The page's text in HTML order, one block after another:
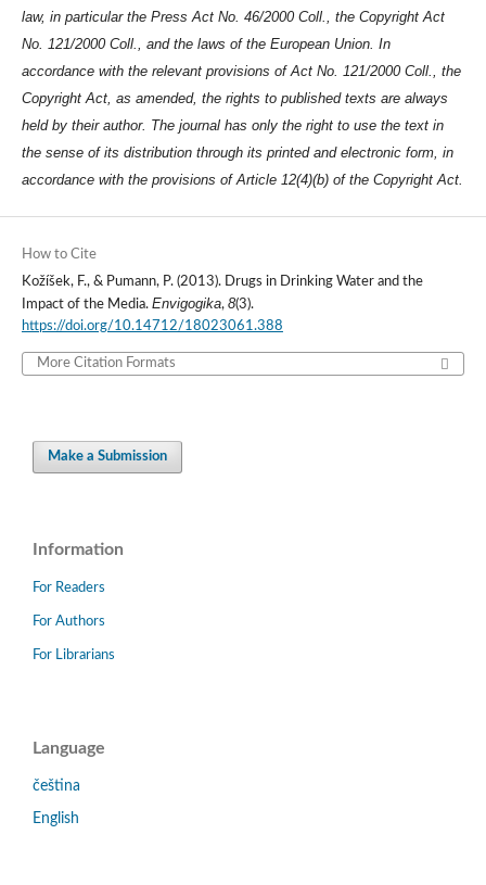
law, in particular the Press Act No. 46/2000 Coll., the Copyright Act
No. 121/2000 Coll., and the laws of the European Union. In
accordance with the relevant provisions of Act No. 121/2000 Coll., the
Copyright Act, as amended, the rights to published texts are always
held by their author. The journal has only the right to use the text in
the sense of its distribution through its printed and electronic form, in
accordance with the provisions of Article 12(4)(b) of the Copyright Act.
How to Cite
Kožíšek, F., & Pumann, P. (2013). Drugs in Drinking Water and the
Impact of the Media. Envigogika, 8(3).
https://doi.org/10.14712/18023061.388
More Citation Formats
Make a Submission
Information
For Readers
For Authors
For Librarians
Language
čeština
English